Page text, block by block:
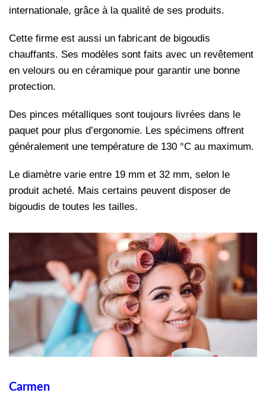
internationale, grâce à la qualité de ses produits.
Cette firme est aussi un fabricant de bigoudis
chauffants. Ses modèles sont faits avec un revêtement
en velours ou en céramique pour garantir une bonne
protection.
Des pinces métalliques sont toujours livrées dans le
paquet pour plus d’ergonomie. Les spécimens offrent
généralement une température de 130 °C au maximum.
Le diamètre varie entre 19 mm et 32 mm, selon le
produit acheté. Mais certains peuvent disposer de
bigoudis de toutes les tailles.
Carmen